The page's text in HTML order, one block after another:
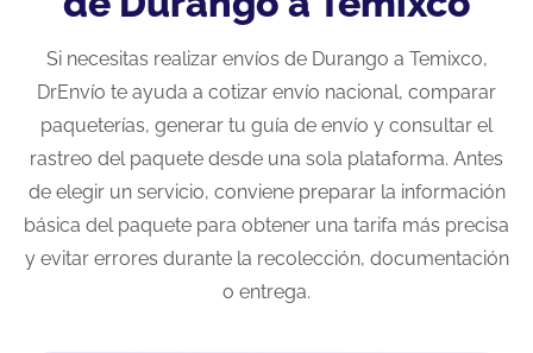
Si necesitas realizar envíos de Durango a Temixco,
DrEnvío te ayuda a cotizar envío nacional, comparar
paqueterías, generar tu guía de envío y consultar el
rastreo del paquete desde una sola plataforma. Antes
de elegir un servicio, conviene preparar la información
básica del paquete para obtener una tarifa más precisa
y evitar errores durante la recolección, documentación
o entrega.